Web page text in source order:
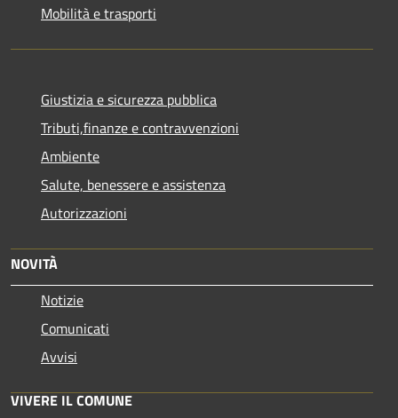
Mobilità e trasporti
Giustizia e sicurezza pubblica
Tributi,finanze e contravvenzioni
Ambiente
Salute, benessere e assistenza
Autorizzazioni
NOVITÀ
Notizie
Comunicati
Avvisi
VIVERE IL COMUNE